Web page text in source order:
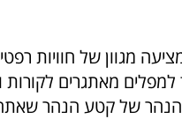
מגוון של חוויות
למפלים מאתגרים לקורות
הנהר של קטע הנהר